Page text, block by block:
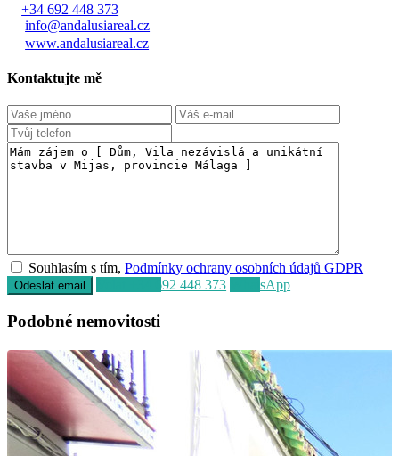
+34 692 448 373
info@andalusiareal.cz
www.andalusiareal.cz
Kontaktujte mě
Souhlasím s tím,Podmínky ochrany osobních údajů GDPR
+34 692 448 373 WhatsApp
Podobné nemovitosti